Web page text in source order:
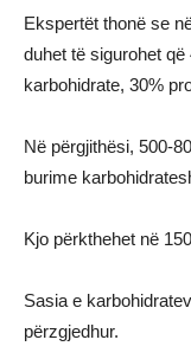
Ekspertët thonë se
duhet të sigurohet
karbohidrate, 30%
Në përgjithësi, 500-
burime
Kjo përkthehet në
Sasia e
përzgjedhur.